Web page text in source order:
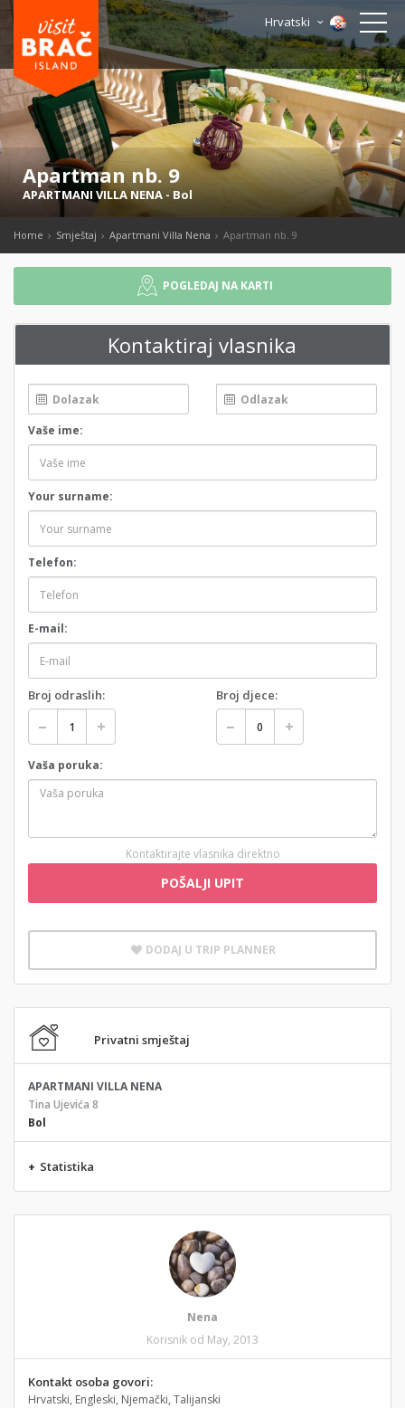
Hrvatski
Apartman nb. 9
APARTMANI VILLA NENA - Bol
Home Smještaj Apartmani Villa Nena Apartman nb. 9
POGLEDAJ NA KARTI
Kontaktiraj vlasnika
Vaše ime:
Your surname:
Telefon:
E-mail:
Broj odraslih: Broj djece:
Vaša poruka:
Kontaktirajte vlasnika direktno
POŠALJI UPIT
DODAJ U TRIP PLANNER
Privatni smještaj
APARTMANI VILLA NENA
Tina Ujevića 8
Bol
+ Statistika
Nena
Korisnik od May, 2013
Kontakt osoba govori:
Hrvatski, Engleski, Njemački, Talijanski